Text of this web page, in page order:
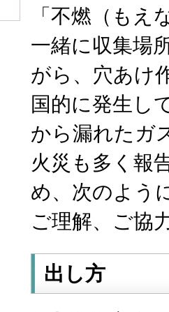
「不燃（も
一緒に収集場
がら、穴あけ
国的に発生し
から漏れたガ
火災も多く報
め、次のよう
ご理解、ご協
出し方